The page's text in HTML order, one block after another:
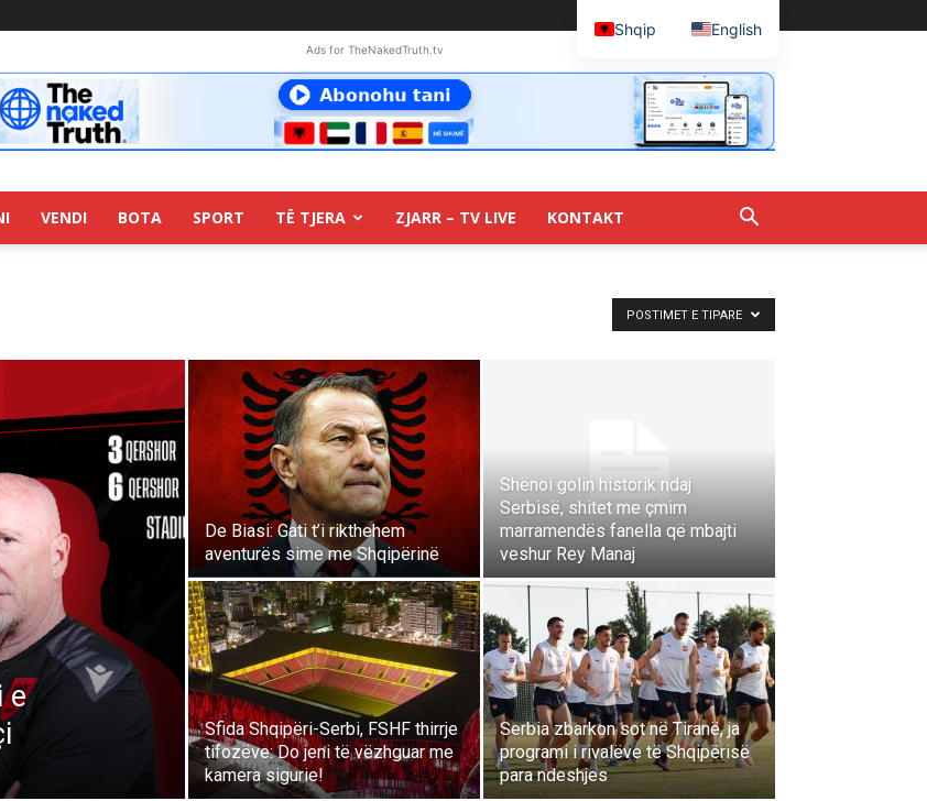
Ads for TheNakedTruth.tv
VENDI BOTA SPORT TË TJERA ZJARR – TV LIVE KONTAKT
POSTIMET E TIPARE
e
De Biasi: Gati t’i rikthehem
aventurës sime me Shqipërinë
Shënoi golin historik ndaj
Serbisë, shitet me çmim
marramendës fanella që mbajti
veshur Rey Manaj
Sfida Shqipëri-Serbi, FSHF thirrje
tifozëve: Do jeni të vëzhguar me
kamera sigurie!
Serbia zbarkon sot në Tiranë, ja
programi i rivalëve të Shqipërisë
para ndeshjes
Shqip English